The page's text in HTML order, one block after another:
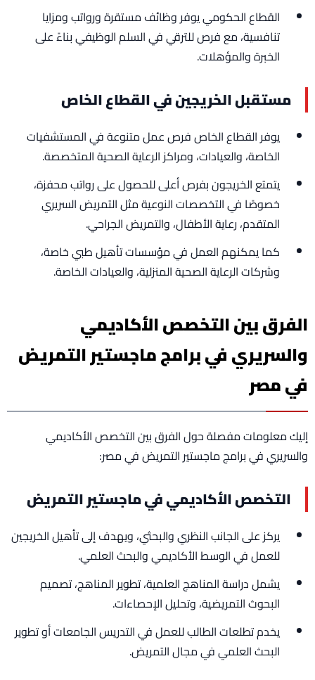
القطاع الحكومي يوفر وظائف مستقرة ورواتب ومزايا
تنافسية، مع فرص للترقي في السلم الوظيفي بناءً على
الخبرة والمؤهلات.
مستقبل الخريجين في القطاع الخاص
يوفر القطاع الخاص فرص عمل متنوعة في المستشفيات
الخاصة، والعيادات، ومراكز الرعاية الصحية المتخصصة.
يتمتع الخريجون بفرص أعلى للحصول على رواتب محفزة،
خصوصًا في التخصصات النوعية مثل التمريض السريري
المتقدم، رعاية الأطفال، والتمريض الجراحي.
كما يمكنهم العمل في مؤسسات تأهيل طبي خاصة،
وشركات الرعاية الصحية المنزلية، والعيادات الخاصة.
الفرق بين التخصص الأكاديمي
والسريري في برامج ماجستير التمريض
في مصر
إليك معلومات مفصلة حول الفرق بين التخصص الأكاديمي
والسريري في برامج ماجستير التمريض في مصر:
التخصص الأكاديمي في ماجستير التمريض
يركز على الجانب النظري والبحثي، ويهدف إلى تأهيل الخريجين
للعمل في الوسط الأكاديمي والبحث العلمي.
يشمل دراسة المناهج العلمية، تطوير المناهج، تصميم
البحوث التمريضية، وتحليل الإحصاءات.
يخدم تطلعات الطالب للعمل في التدريس الجامعات أو تطوير
البحث العلمي في مجال التمريض.